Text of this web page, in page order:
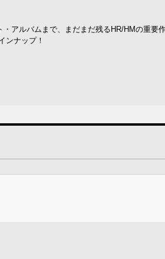
アルバムまで、まだまだ残るHR/HMの重要
ンナップ！